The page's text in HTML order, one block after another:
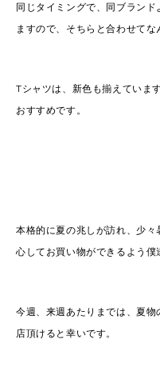
同じタイミングで、同ブラン
ますので、そちらと合わせてな
Tシャツは、新色も揃えていま
おすすめです。
本格的に夏の兆しが訪れ、少
心してお買い物ができるよう僕
今週、来週あたりまでは、夏
店頂けると幸いです。